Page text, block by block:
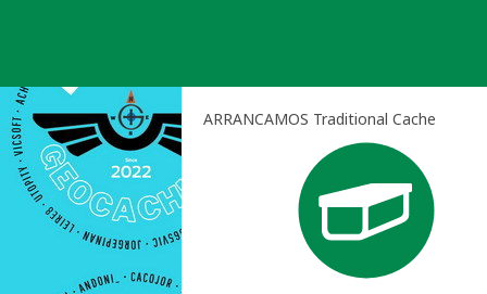
ARRANCAMOS Traditional Cache